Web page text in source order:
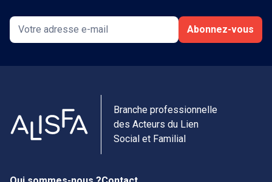
Abonnez-vous
Branche professionnelle
des Acteurs du Lien
Social et Familial